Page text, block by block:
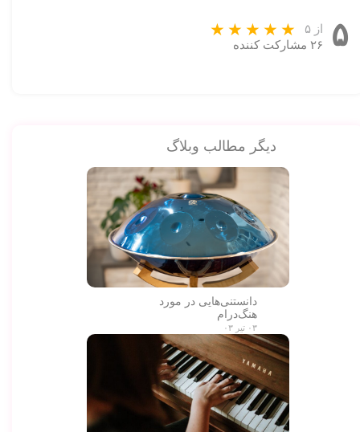
۵ از ۵
۲۶ مشارکت کننده
دیگر مطالب وبلاگ
دانستنی‌هایی در مورد
هنگ‌درام
۰۳ تیر ۰۳